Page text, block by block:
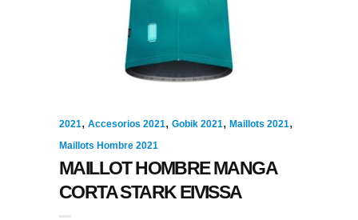
2021, Accesorios 2021, Gobik 2021, Maillots 2021,
Maillots Hombre 2021
MAILLOT HOMBRE MANGA
CORTA STARK EIVISSA